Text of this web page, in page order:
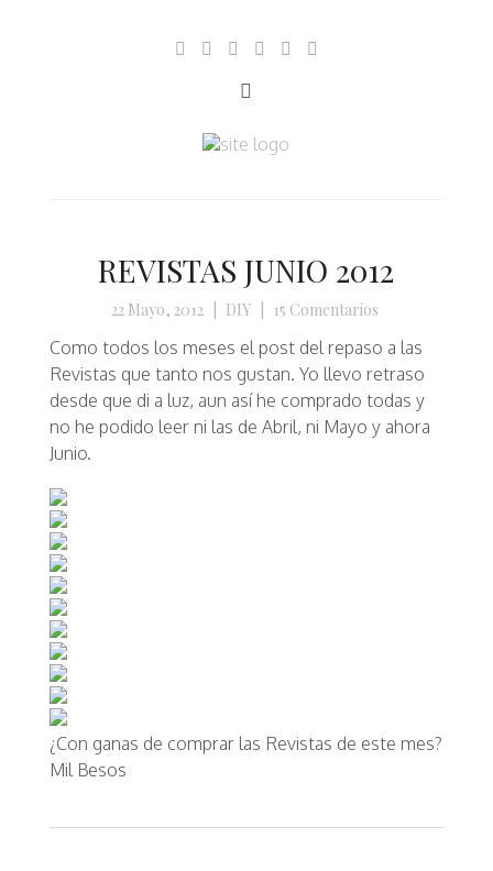
REVISTAS JUNIO 2012
22 Mayo, 2012 DIY 15 Comentarios
Como todos los meses el post del repaso a las
Revistas que tanto nos gustan. Yo llevo retraso
desde que di a luz, aun así he comprado todas y
no he podido leer ni las de Abril, ni Mayo y ahora
Junio.
¿Con ganas de comprar las Revistas de este mes?
Mil Besos